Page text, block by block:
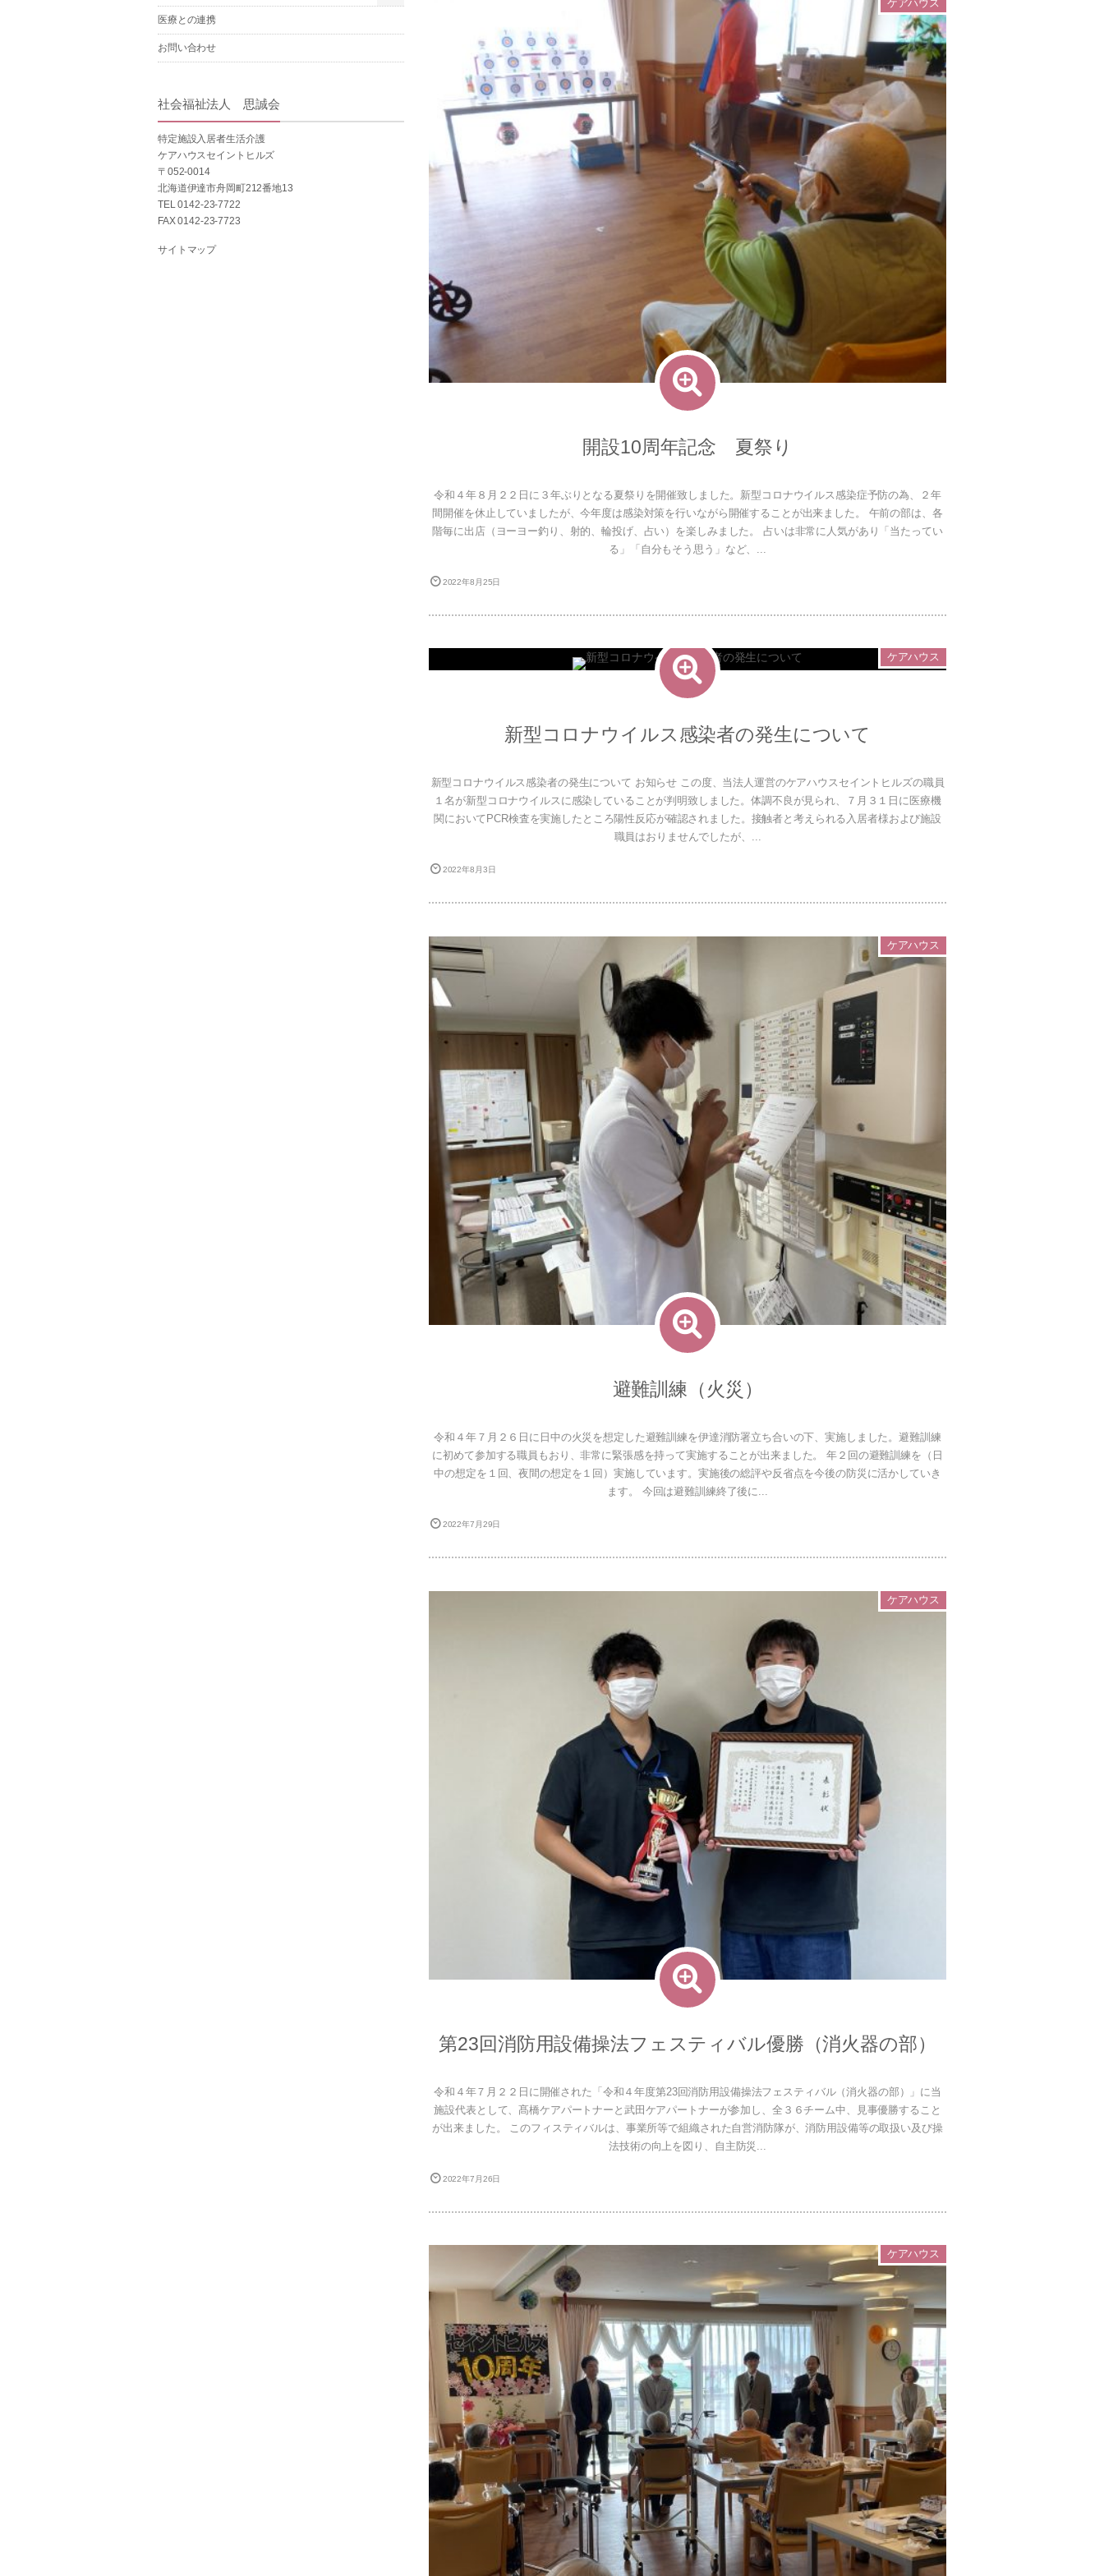
開設10周年記念 夏祭り
令和４年８月２２日に３年ぶりとなる夏祭りを開催致しました。新型コロナウイルス感染症予防の為、２年
間開催を休止していましたが、今年度は感染対策を行いながら開催することが出来ました。 午前の部は、各
階毎に出店（ヨーヨー釣り、射的、輪投げ、占い）を楽しみました。 占いは非常に人気があり「当たってい
る」「自分もそう思う」など、...
2022年8月25日
ケアハウス
新型コロナウイルス感染者の発生について
新型コロナウイルス感染者の発生について お知らせ この度、当法人運営のケアハウスセイントヒルズの職員
１名が新型コロナウイルスに感染していることが判明致しました。体調不良が見られ、７月３１日に医療機
関においてPCR検査を実施したところ陽性反応が確認されました。接触者と考えられる入居者様および施設
職員はおりませんでしたが、...
2022年8月3日
ケアハウス
避難訓練（火災）
令和４年７月２６日に日中の火災を想定した避難訓練を伊達消防署立ち合いの下、実施しました。避難訓練
に初めて参加する職員もおり、非常に緊張感を持って実施することが出来ました。 年２回の避難訓練を（日
中の想定を１回、夜間の想定を１回）実施しています。実施後の総評や反省点を今後の防災に活かしていき
ます。 今回は避難訓練終了後に...
2022年7月29日
ケアハウス
第23回消防用設備操法フェスティバル優勝（消火器の部）
令和４年７月２２日に開催された「令和４年度第23回消防用設備操法フェスティバル（消火器の部）」に当
施設代表として、髙橋ケアパートナーと武田ケアパートナーが参加し、全３６チーム中、見事優勝すること
が出来ました。 このフィスティバルは、事業所等で組織された自営消防隊が、消防用設備等の取扱い及び操
法技術の向上を図り、自主防災...
2022年7月26日
ケアハウス
ケアハウス
医療との連携
お問い合わせ
社会福祉法人 思誠会
特定施設入居者生活介護
ケアハウスセイントヒルズ
〒052-0014
北海道伊達市舟岡町212番地13
TEL 0142-23-7722
FAX 0142-23-7723
サイトマップ